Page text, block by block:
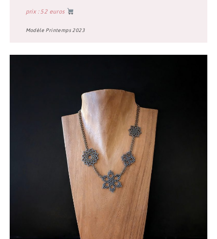
prix : 52 euros
Modèle Printemps 2023